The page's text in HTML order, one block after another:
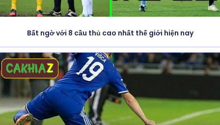
Bất ngờ với 8 cầu thủ cao nhất thế giới hiện nay